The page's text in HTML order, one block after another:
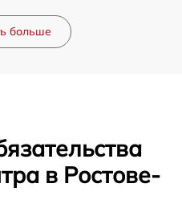
больше
в Ростове-